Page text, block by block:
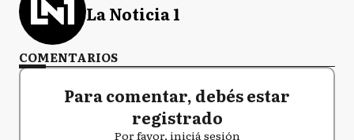
La Noticia 1
COMENTARIOS
Para comentar, debés estar
registrado
Por favor, iniciá sesión